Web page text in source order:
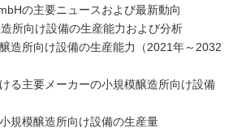
の主要ニュースおよび最新動向
所向け設備の生産能力および分析
造所向け設備の生産能力（2021年～2032
る主要メーカーの小規模醸造所向け設備
規模醸造所向け設備の生産量